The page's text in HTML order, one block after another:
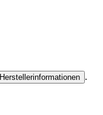
Herstellerinformationen .